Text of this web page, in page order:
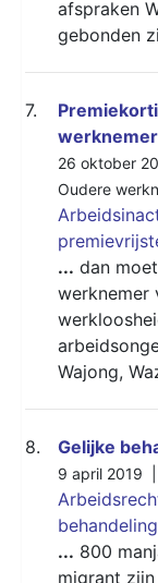
afspraken
gebonden
7.
26 oktober
Oudere
... dan
werknemer
Wajong,
8. Gelijke
9 april 2019 |
... 800
migrant